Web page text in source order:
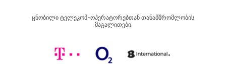
ცნობილი ტელეკომ-ოპერატორებთან თანამშრომლობის
მაგალითები